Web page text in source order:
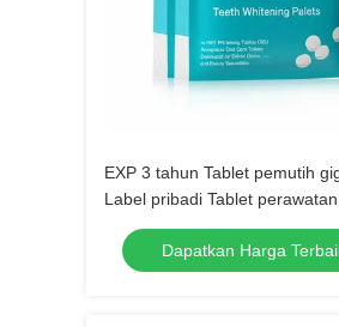
EXP 3 tahun Tablet pemutih
Label pribadi Tablet
yang dapat diterima yang
dikembangkan untuk klinik gigi
spesialis kecantikan
Dapatkan Harga